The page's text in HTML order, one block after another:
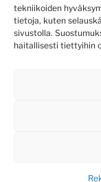
tekniikoiden
tietoja, kuten
sivustolla.
haitallisesti tiettyihin